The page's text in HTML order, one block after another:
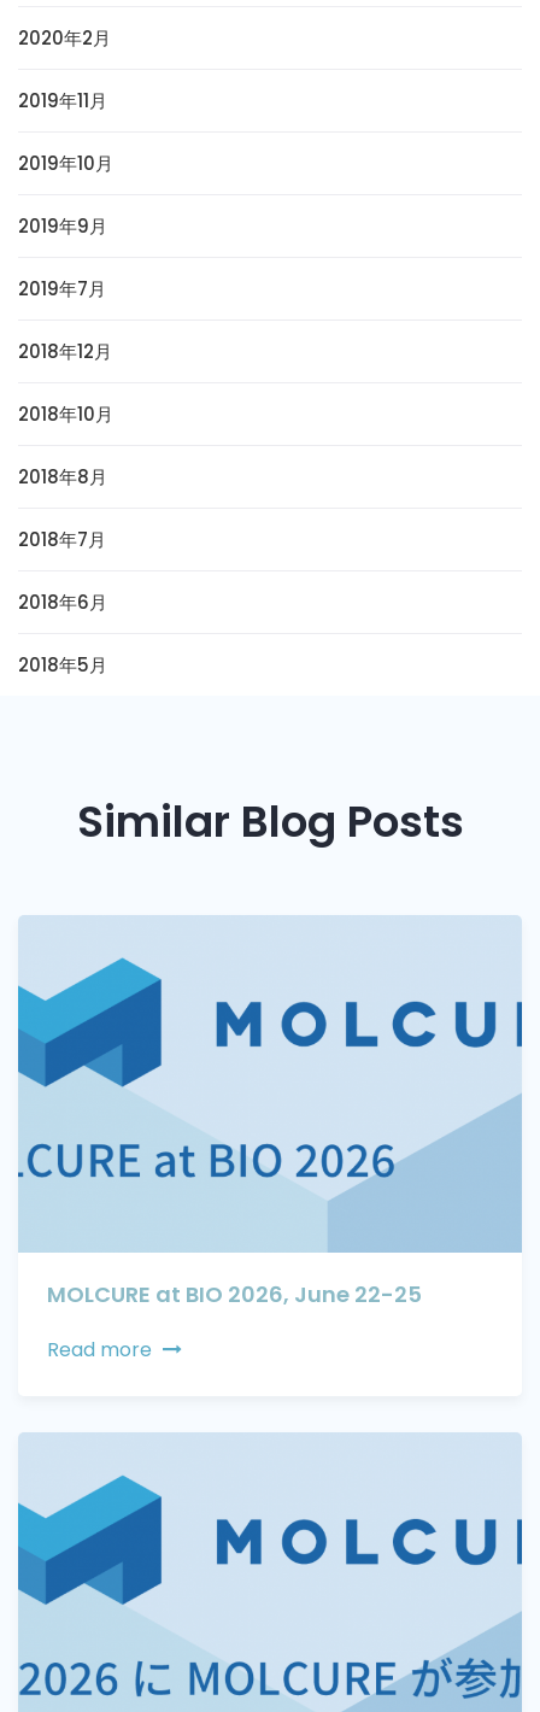
2020年2月
2019年11月
2019年10月
2019年9月
2019年7月
2018年12月
2018年10月
2018年8月
2018年7月
2018年6月
2018年5月
Similar Blog Posts
MOLCURE at BIO 2026, June 22-25
Read more